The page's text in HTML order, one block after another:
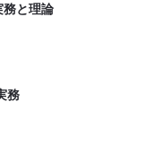
務と理論
務